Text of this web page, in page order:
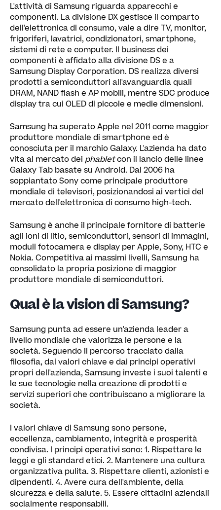
L'attività di Samsung riguarda apparecchi e
componenti. La divisione DX gestisce il comparto
dell'elettronica di consumo, vale a dire TV, monitor,
frigoriferi, lavatrici, condizionatori, smartphone,
sistemi di rete e computer. Il business dei
componenti è affidato alla divisione DS e a
Samsung Display Corporation. DS realizza diversi
prodotti a semiconduttori all'avanguardia quali
DRAM, NAND flash e AP mobili, mentre SDC produce
display tra cui OLED di piccole e medie dimensioni.
Samsung ha superato Apple nel 2011 come maggior
produttore mondiale di smartphone ed è
conosciuta per il marchio Galaxy. L'azienda ha dato
vita al mercato dei phabletcon il lancio delle linee
Galaxy Tab basate su Android. Dal 2006 ha
soppiantato Sony come principale produttore
mondiale di televisori, posizionandosi ai vertici del
mercato dell'elettronica di consumo high-tech.
Samsung è anche il principale fornitore di batterie
agli ioni di litio, semiconduttori, sensori di immagini,
moduli fotocamera e display per Apple, Sony, HTC e
Nokia. Competitiva ai massimi livelli, Samsung ha
consolidato la propria posizione di maggior
produttore mondiale di semiconduttori.
Qual è la vision di Samsung?
Samsung punta ad essere un'azienda leader a
livello mondiale che valorizza le persone e la
società. Seguendo il percorso tracciato dalla
filosofia, dai valori chiave e dai principi operativi
propri dell'azienda, Samsung investe i suoi talenti e
le sue tecnologie nella creazione di prodotti e
servizi superiori che contribuiscano a migliorare la
società.
I valori chiave di Samsung sono persone,
eccellenza, cambiamento, integrità e prosperità
condivisa. I principi operativi sono: 1. Rispettare le
leggi e gli standard etici. 2. Mantenere una cultura
organizzativa pulita. 3. Rispettare clienti, azionisti e
dipendenti. 4. Avere cura dell'ambiente, della
sicurezza e della salute. 5. Essere cittadini aziendali
socialmente responsabili.